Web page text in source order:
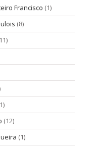
Francisco (1)
(8)
(12)
(1)